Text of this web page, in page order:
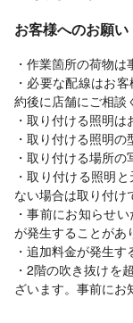
お客様へのお願い
・作業箇所の荷物は
・必要な配線はお
約後に店舗にご相談
・取り付ける照明は
・取り付ける照明の
・取り付ける場所の
・取り付ける照明
ない場合は取り付け
・事前にお知らせ
が発生することがあ
・追加料金が発生す
・2階の吹き抜けを
ざいます。事前にお